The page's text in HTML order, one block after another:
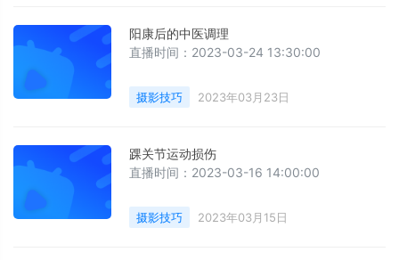
阳康后的中医调理
直播时间：2023-03-24 13:30:00
摄影技巧 2023年03月23日
踝关节运动损伤
直播时间：2023-03-16 14:00:00
摄影技巧 2023年03月15日